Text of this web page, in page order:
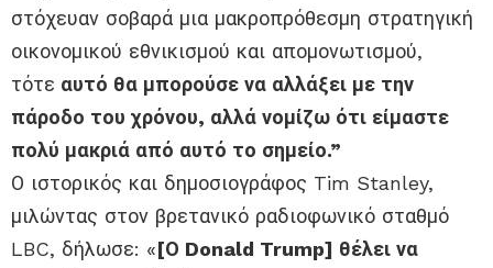
στόχευαν σοβαρά μια μακροπρόθεσμη στρατηγική
οικονομικού εθνικισμού και απομονωτισμού,
τότε αυτό θα μπορούσε να αλλάξει με την
πάροδο του χρόνου, αλλά νομίζω ότι είμαστε
πολύ μακριά από αυτό το σημείο.”
Ο ιστορικός και δημοσιογράφος Tim Stanley,
μιλώντας στον βρετανικό ραδιοφωνικό σταθμό
LBC, δήλωσε: «[Ο Donald Trump] θέλει να